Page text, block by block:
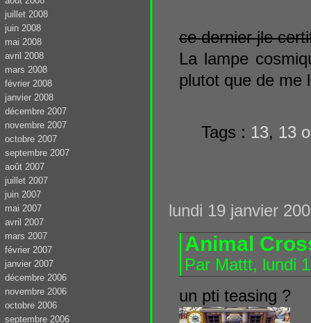
ce dernier jle
La lampe
plutot que de me
Tags : 13, 13
lundi 19 janvier
Animal
Par Mattt, lundi
un pti teasing ?
juillet 2008
juin 2008
mai 2008
avril 2008
mars 2008
février 2008
janvier 2008
décembre 2007
novembre 2007
octobre 2007
septembre 2007
août 2007
juillet 2007
juin 2007
mai 2007
avril 2007
mars 2007
février 2007
janvier 2007
décembre 2006
novembre 2006
octobre 2006
septembre 2006